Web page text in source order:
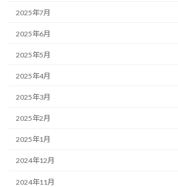
2025年7月
2025年6月
2025年5月
2025年4月
2025年3月
2025年2月
2025年1月
2024年12月
2024年11月